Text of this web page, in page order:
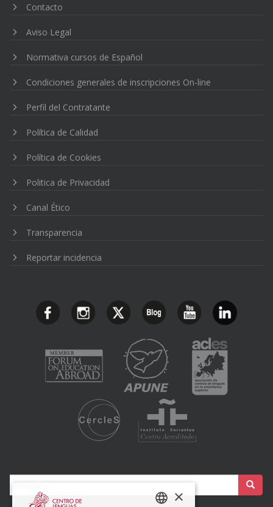
Contacto
Aviso Legal
Normativa cursos de Español
Condiciones generales de inscripciones On-line
Perfil del Contratante
Política de Calidad
Política de Cookies
Politica de Privacidad
Canal Ético
Transparencia
Reportar incidencia
×